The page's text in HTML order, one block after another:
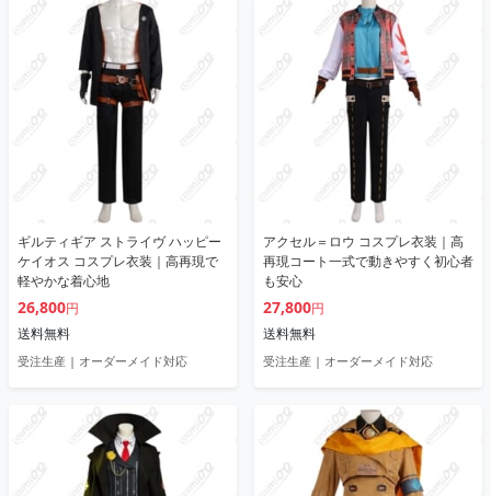
ギルティギア ストライヴ ハッピー
ケイオス コスプレ衣装｜高再現で
軽やかな着心地
26,800円
送料無料
受注生産 | オーダーメイド対応
アクセル＝ロウ コスプレ衣装｜高
再現コート一式で動きやすく初心者
も安心
27,800円
送料無料
受注生産 | オーダーメイド対応